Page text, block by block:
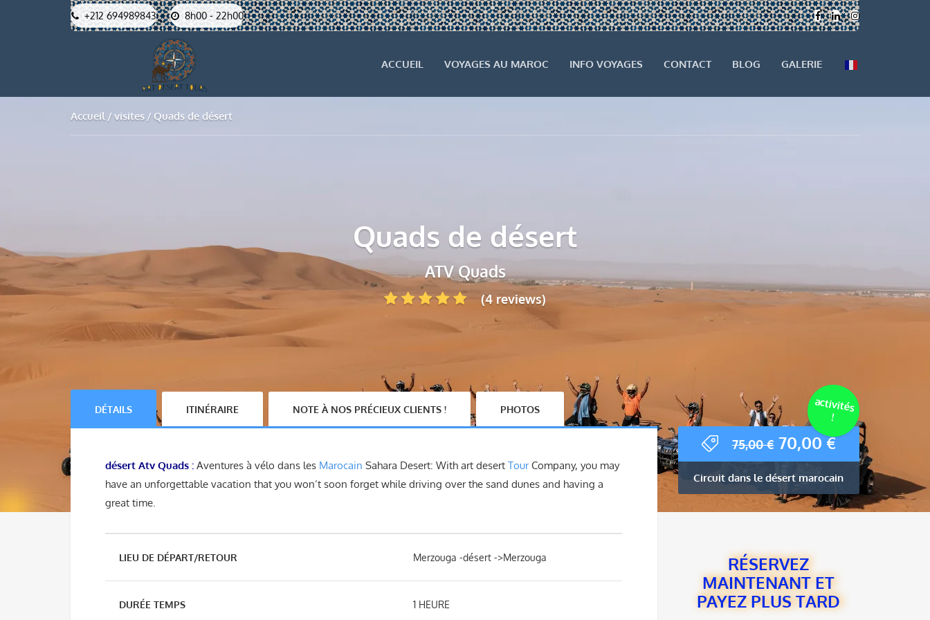
+212 694989843 8h00 - 22h00
ACCUEIL VOYAGES AU MAROC INFO VOYAGES CONTACT BLOG GALERIE
Accueil visites Quads de désert
Quads de désert
ATV Quads
(4 reviews)
DÉTAILS ITINÉRAIRE NOTE À NOS PRÉCIEUX CLIENTS ! PHOTOS
désert Atv Quads : Aventures à vélo dans les Marocain Sahara Desert: With art desert TourCompany, you may
have an unforgettable vacation that you won’t soon forget while driving over the sand dunes and having a
great time.
LIEU DE DÉPART/RETOUR Merzouga -désert ->Merzouga
DURÉE TEMPS 1 HEURE
75,00€ Le
prix
initial
était :
75,00 €.
70,00€Le
prix
actuel
est :
70,00 €.
Circuit dans le désert marocain
activités
!
RÉSERVEZ
MAINTENANT ET
PAYEZ PLUS TARD